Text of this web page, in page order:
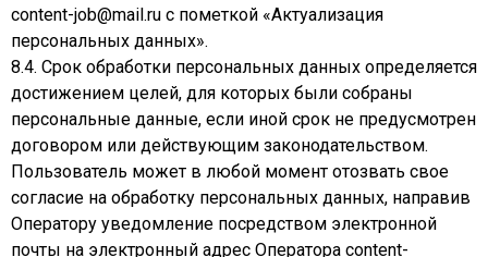
content-job@mail.ru с пометкой «Актуализация
персональных данных».
8.4. Срок обработки персональных данных определяется
достижением целей, для которых были собраны
персональные данные, если иной срок не предусмотрен
договором или действующим законодательством.
Пользователь может в любой момент отозвать свое
согласие на обработку персональных данных, направив
Оператору уведомление посредством электронной
почты на электронный адрес Оператора content-